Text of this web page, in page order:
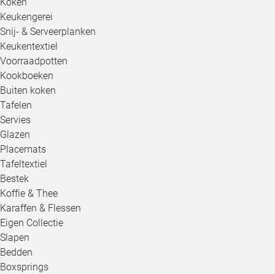
Keukengerei
Snij- & Serveerplanken
Keukentextiel
Voorraadpotten
Kookboeken
Buiten koken
Tafelen
Servies
Glazen
Placemats
Tafeltextiel
Bestek
Koffie & Thee
Karaffen & Flessen
Eigen Collectie
Slapen
Bedden
Boxsprings